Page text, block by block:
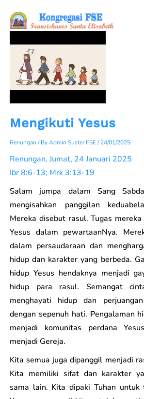
content
Mengikuti Yesus
Renungan / ByAdmin Suster FSE/24/01/2025
Renungan, Jumat, 24 Januari 2025
Ibr 8:6-13; Mrk 3:13-19
Salam jumpa dalam Sang
mengisahkan panggilan
Mereka disebut rasul. Tugas
Yesus dalam pewartaanNya.
dalam persaudaraan dan
hidup dan karakter yang berbeda.
hidup Yesus hendaknya menjadi
hidup para rasul. Semangat
menghayati hidup dan
dengan sepenuh hati. Pengalaman
menjadi komunitas perdana
menjadi Gereja.
Kita semua juga dipanggil menjadi
Kita memiliki sifat dan karakter
sama lain. Kita dipaki Tuhan untuk